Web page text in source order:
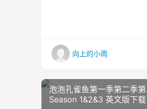
向上的小雨
泡泡孔雀鱼第一季第二季
Season 1&2&3 英文版下载